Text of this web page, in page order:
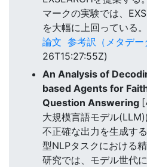
マークの実験では、
を大幅に上回っている。
論文 参考訳（メタデー
26T15:27:55Z)
An Analysis of
based Agents for
Question Answering
大規模言語モデル
不正確な出力を生成す
型NLPタスクにおける
研究では、モデル世代